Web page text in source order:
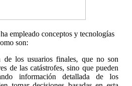
empleado conceptos y tecnologías
son:
de los usuarios finales, que no son
de las catástrofes, sino que pueden
información detallada de los